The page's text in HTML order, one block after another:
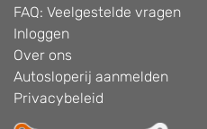
FAQ: Veelgestelde vragen
Inloggen
Over ons
Autosloperij aanmelden
Privacybeleid